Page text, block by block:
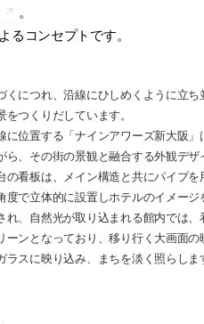
。
るコンセプトです。
くにつれ、沿線にひしめくように立
つくりだしています。
に位置する「ナインアワーズ新大阪
ら、その街の景観と融合する外観デザ
の看板は、メイン構造と共にパイプ
度で立体的に設置しホテルのイメージ
れ、自然光が取り込まれる館内では
ーンとなっており、移り行く大画面
ラスに映り込み、まちを淡く照らしま